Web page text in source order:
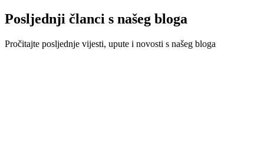
Posljednji članci s našeg bloga
Pročitajte posljednje vijesti, upute i novosti s našeg bloga